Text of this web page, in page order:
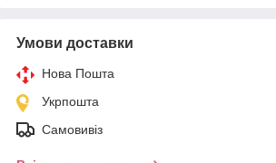
Умови доставки
Нова Пошта
Укрпошта
Самовивіз